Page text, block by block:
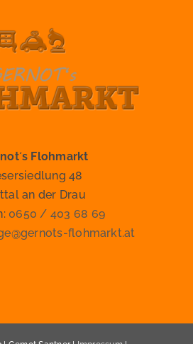
Flohmarkt
48
an der Drau
0650 / 403 68 69
flohmarkt.at